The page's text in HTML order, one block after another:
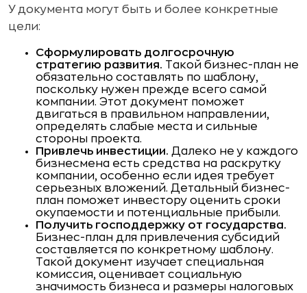
У документа могут быть и более конкретные
цели:
Сформулировать долгосрочную
стратегию развития. Такой бизнес-план не
обязательно составлять по шаблону,
поскольку нужен прежде всего самой
компании. Этот документ поможет
двигаться в правильном направлении,
определять слабые места и сильные
стороны проекта.
Привлечь инвестиции. Далеко не у каждого
бизнесмена есть средства на раскрутку
компании, особенно если идея требует
серьезных вложений. Детальный бизнес-
план поможет инвестору оценить сроки
окупаемости и потенциальные прибыли.
Получить господдержку от государства.
Бизнес-план для привлечения субсидий
составляется по конкретному шаблону.
Такой документ изучает специальная
комиссия, оценивает социальную
значимость бизнеса и размеры налоговых